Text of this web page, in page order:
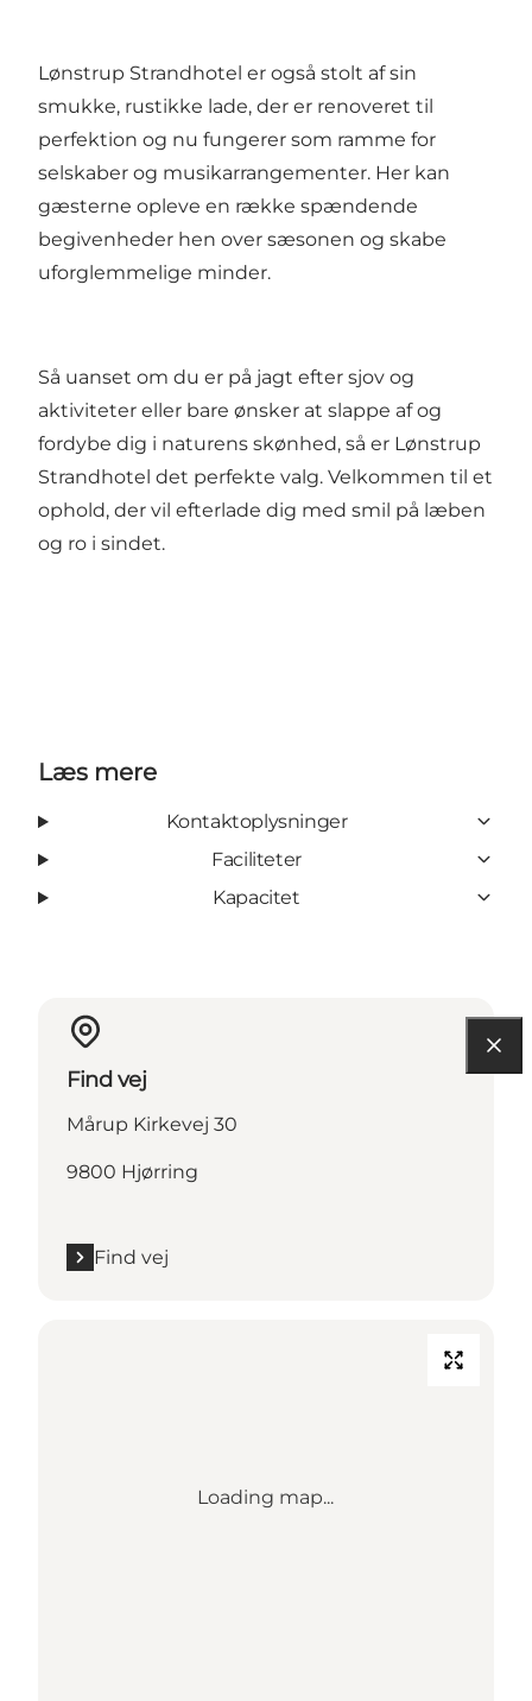
Lønstrup Strandhotel er også stolt af sin
smukke, rustikke lade, der er renoveret til
perfektion og nu fungerer som ramme for
selskaber og musikarrangementer. Her kan
gæsterne opleve en række spændende
begivenheder hen over sæsonen og skabe
uforglemmelige minder.
Så uanset om du er på jagt efter sjov og
aktiviteter eller bare ønsker at slappe af og
fordybe dig i naturens skønhed, så er Lønstrup
Strandhotel det perfekte valg. Velkommen til et
ophold, der vil efterlade dig med smil på læben
og ro i sindet.
Læs mere
Kontaktoplysninger
Faciliteter
Kapacitet
Find vej
Mårup Kirkevej 30
9800 Hjørring
Find vej
Loading map...